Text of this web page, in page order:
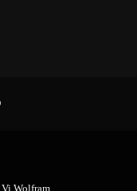
Vi Wolfram